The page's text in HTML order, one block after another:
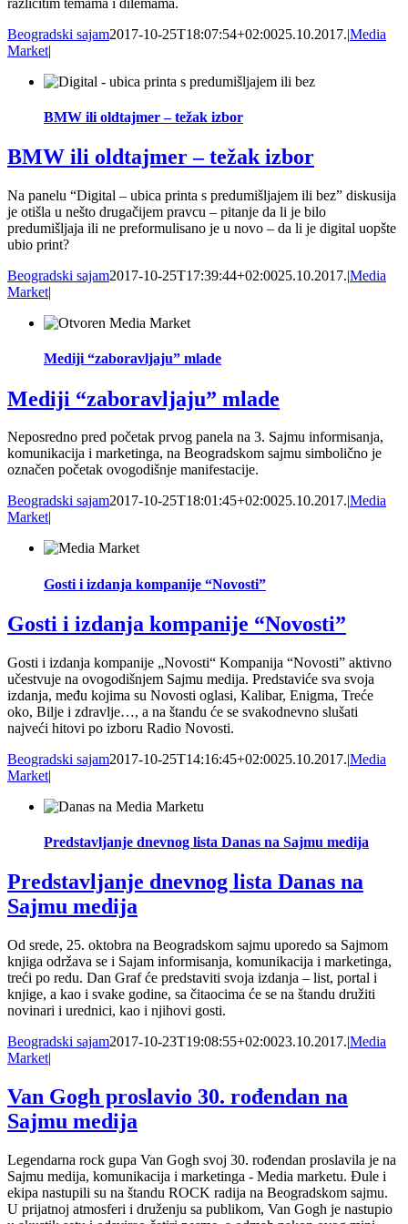
Beogradski sajam2017-10-25T18:07:54+02:0025.10.2017.|Media
Market|
BMW ili oldtajmer – težak izbor
BMW ili oldtajmer – težak izbor
Na panelu “Digital – ubica printa s predumišljajem ili bez” diskusija
je otišla u nešto drugačijem pravcu – pitanje da li je bilo
predumišljaja ili ne preformulisano je u novo – da li je digital uopšte
ubio print?
Beogradski sajam2017-10-25T17:39:44+02:0025.10.2017.|Media
Market|
Mediji “zaboravljaju” mlade
Mediji “zaboravljaju” mlade
Neposredno pred početak prvog panela na 3. Sajmu informisanja,
komunikacija i marketinga, na Beogradskom sajmu simbolično je
označen početak ovogodišnje manifestacije.
Beogradski sajam2017-10-25T18:01:45+02:0025.10.2017.|Media
Market|
Gosti i izdanja kompanije “Novosti”
Gosti i izdanja kompanije “Novosti”
Gosti i izdanja kompanije „Novosti“ Kompanija “Novosti” aktivno
učestvuje na ovogodišnjem Sajmu medija. Predstaviće sva svoja
izdanja, među kojima su Novosti oglasi, Kalibar, Enigma, Treće
oko, Bilje i zdravlje…, a na štandu će se svakodnevno slušati
najveći hitovi po izboru Radio Novosti.
Beogradski sajam2017-10-25T14:16:45+02:0025.10.2017.|Media
Market|
Predstavljanje dnevnog lista Danas na Sajmu medija
Predstavljanje dnevnog lista Danas na
Sajmu medija
Od srede, 25. oktobra na Beogradskom sajmu uporedo sa Sajmom
knjiga održava se i Sajam informisanja, komunikacija i marketinga,
treći po redu. Dan Graf će predstaviti svoja izdanja – list, portal i
knjige, a kao i svake godine, sa čitaocima će se na štandu družiti
novinari i urednici, kao i njihovi gosti.
Beogradski sajam2017-10-23T19:08:55+02:0023.10.2017.|Media
Market|
Van Gogh proslavio 30. rođendan na
Sajmu medija
Legendarna rock gupa Van Gogh svoj 30. rođendan proslavila je na
Sajmu medija, komunikacija i marketinga - Media marketu. Đule i
ekipa nastupili su na štandu ROCK radija na Beogradskom sajmu.
U prijatnoj atmosferi i druženju sa publikom, Van Gogh je nastupio